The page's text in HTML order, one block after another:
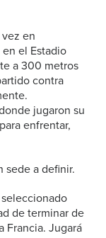
en
el Estadio
a 300 metros
contra
jugaron su
enfrentar,
sede a definir.
de terminar de
Francia. Jugará